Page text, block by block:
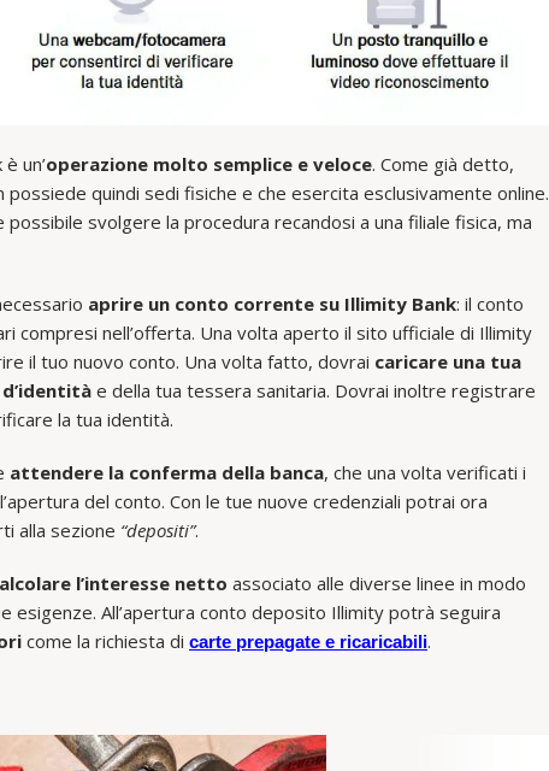
un’operazione molto semplice e veloce. Come già detto,
possiede quindi sedi fisiche e che esercita esclusivamente online.
svolgere la procedura recandosi a una filiale fisica, ma
aprire un conto corrente su Illimity Bank: il conto
compresi nell’offerta. Una volta aperto il sito ufficiale di Illimity
il tuo nuovo conto. Una volta fatto, dovrai caricare una tua
e della tua tessera sanitaria. Dovrai inoltre registrare
la tua identità.
attendere la conferma della banca, che una volta verificati i
del conto. Con le tue nuove credenziali potrai ora
alla sezione “depositi”.
l’interesse netto associato alle diverse linee in modo
esigenze. All’apertura conto deposito Illimity potrà seguira
come la richiesta di carte prepagate e ricaricabili.